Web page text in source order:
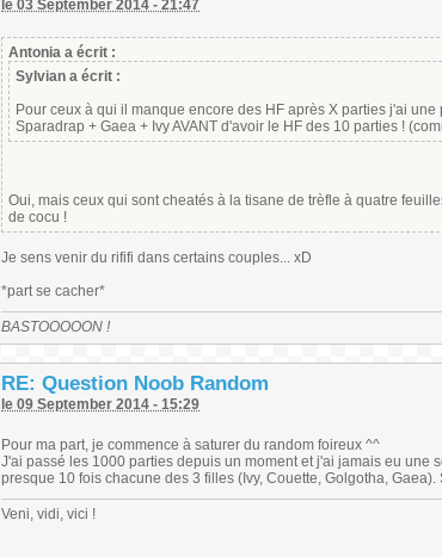
le 03 September 2014 - 21:47
Antonia a écrit :
Sylvian a écrit :
Pour ceux à qui il manque encore des HF après X parties j'ai
Sparadrap + Gaea + Ivy AVANT d'avoir le HF des 10 parties !
Oui, mais ceux qui sont cheatés à la tisane de trèfle à quatre
de cocu !
Je sens venir du rififi dans certains couples... xD
*part se cacher*
BASTOOOOON !
RE: Question Noob Random
le 09 September 2014 - 15:29
Pour ma part, je commence à saturer du random foireux ^^
J'ai passé les 1000 parties depuis un moment et j'ai jamais eu une
presque 10 fois chacune des 3 filles (Ivy, Couette, Golgotha, Gaea).
Veni, vidi, vici !